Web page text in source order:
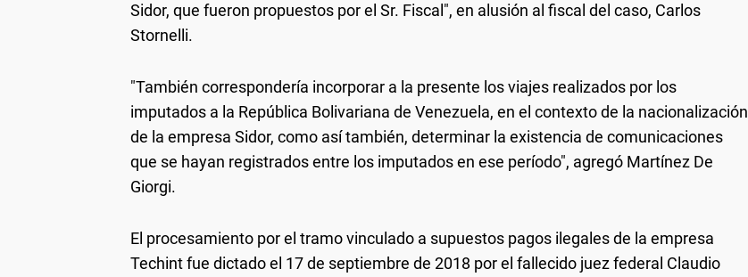
Sidor, que fueron propuestos por el Sr. Fiscal", en alusión al fiscal del caso, Carlos
Stornelli.
"También correspondería incorporar a la presente los viajes realizados por los
imputados a la República Bolivariana de Venezuela, en el contexto de la nacionalización
de la empresa Sidor, como así también, determinar la existencia de comunicaciones
que se hayan registrados entre los imputados en ese período", agregó Martínez De
Giorgi.
El procesamiento por el tramo vinculado a supuestos pagos ilegales de la empresa
Techint fue dictado el 17 de septiembre de 2018 por el fallecido juez federal Claudio